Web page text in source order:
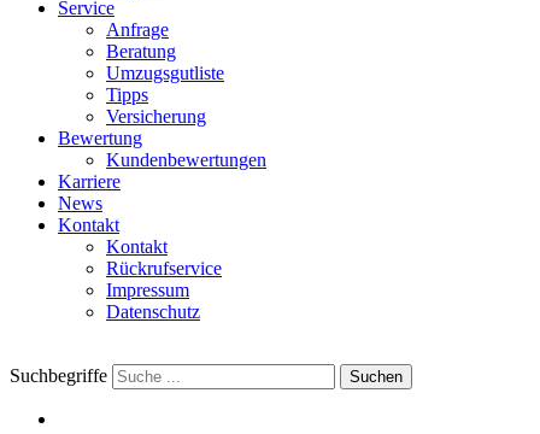
Service
Anfrage
Beratung
Umzugsgutliste
Tipps
Versicherung
Bewertung
Kundenbewertungen
Karriere
News
Kontakt
Kontakt
Rückrufservice
Impressum
Datenschutz
Suchbegriffe